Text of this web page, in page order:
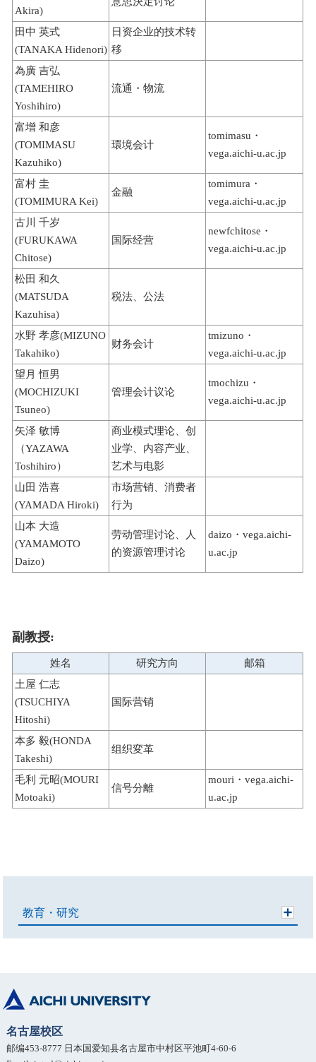
Akira)
田中 英式
(TANAKA Hidenori)
日资企业的技术转
移
為廣 吉弘
(TAMEHIRO
Yoshihiro)
流通・物流
富增 和彦
(TOMIMASU
Kazuhiko)
環境会计
tomimasu・
vega.aichi-u.ac.jp
富村 圭
(TOMIMURA Kei)
金融
tomimura・
vega.aichi-u.ac.jp
古川 千岁
(FURUKAWA
Chitose)
国际经营
newfchitose・
vega.aichi-u.ac.jp
松田 和久
(MATSUDA
Kazuhisa)
税法、公法
水野 孝彦(MIZUNO
Takahiko)
财务会计
tmizuno・
vega.aichi-u.ac.jp
望月 恒男
(MOCHIZUKI
Tsuneo)
管理会计议论
tmochizu・
vega.aichi-u.ac.jp
矢泽 敏博
（YAZAWA
Toshihiro）
商业模式理论、创
业学、内容产业、
艺术与电影
山田 浩喜
(YAMADA Hiroki)
市场营销、消费者
行为
山本 大造
(YAMAMOTO
Daizo)
劳动管理讨论、人
的资源管理讨论
daizo・vega.aichi-
u.ac.jp
副教授:
姓名 研究方向
邮箱
土屋 仁志
(TSUCHIYA
Hitoshi)
国际营销
本多 毅(HONDA
Takeshi)
组织変革
毛利 元昭(MOURI
Motoaki)
信号分離
mouri・vega.aichi-
u.ac.jp
教育・研究
名古屋校区
邮编453-8777 日本国爱知县名古屋市中村区平池町4-60-6